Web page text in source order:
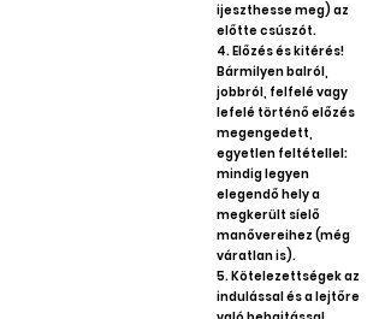
ijeszthesse meg) az
előtte csúszót.
4. Előzés és kitérés!
Bármilyen balról,
jobbról, felfelé vagy
lefelé történő előzés
megengedett,
egyetlen feltétellel:
mindig legyen
elegendő hely a
megkerült síelő
manővereihez (még
váratlan is).
5. Kötelezettségek az
indulással és a lejtőre